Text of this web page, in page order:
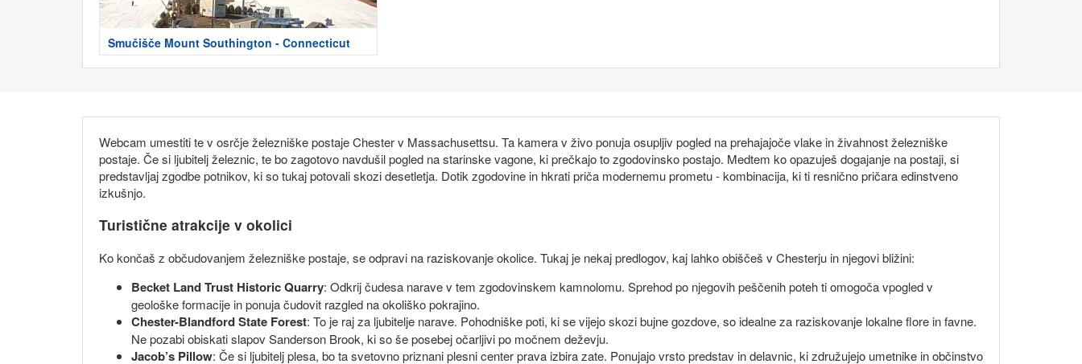
Smučišče Mount Southington - Connecticut
Webcam umestiti te v osrčje železniške postaje Chester v Massachusettsu. Ta kamera v živo ponuja osupljiv pogled na prehajajoče vlake in živahnost železniške
postaje. Če si ljubitelj železnic, te bo zagotovo navdušil pogled na starinske vagone, ki prečkajo to zgodovinsko postajo. Medtem ko opazuješ dogajanje na postaji, si
predstavljaj zgodbe potnikov, ki so tukaj potovali skozi desetletja. Dotik zgodovine in hkrati priča modernemu prometu - kombinacija, ki ti resnično pričara edinstveno
izkušnjo.
Turistične atrakcije v okolici
Ko končaš z občudovanjem železniške postaje, se odpravi na raziskovanje okolice. Tukaj je nekaj predlogov, kaj lahko obiščeš v Chesterju in njegovi bližini:
Becket Land Trust Historic Quarry: Odkrij čudesa narave v tem zgodovinskem kamnolomu. Sprehod po njegovih peščenih poteh ti omogoča vpogled v
geološke formacije in ponuja čudovit razgled na okoliško pokrajino.
Chester-Blandford State Forest: To je raj za ljubitelje narave. Pohodniške poti, ki se vijejo skozi bujne gozdove, so idealne za raziskovanje lokalne flore in favne.
Ne pozabi obiskati slapov Sanderson Brook, ki so še posebej očarljivi po močnem deževju.
Jacob’s Pillow: Če si ljubitelj plesa, bo ta svetovno priznani plesni center prava izbira zate. Ponujajo vrsto predstav in delavnic, ki združujejo umetnike in občinstvo